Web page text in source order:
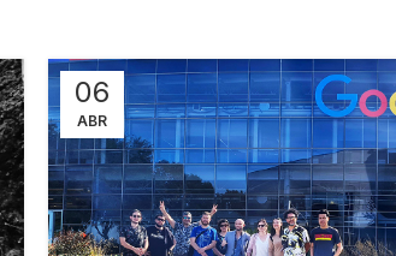
06
ABR